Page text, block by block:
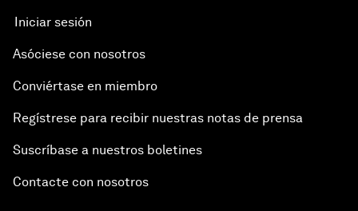
Iniciar sesión
Asóciese con nosotros
Conviértase en miembro
Regístrese para recibir nuestras notas de prensa
Suscríbase a nuestros boletines
Contacte con nosotros